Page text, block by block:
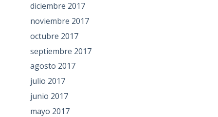
diciembre 2017
noviembre 2017
octubre 2017
septiembre 2017
agosto 2017
julio 2017
junio 2017
mayo 2017